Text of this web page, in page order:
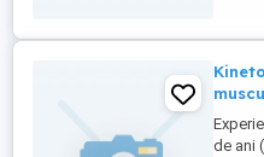
de ani